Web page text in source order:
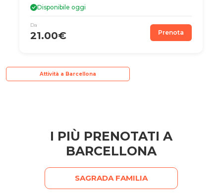
Disponibile oggi
Da
21.00€ Prenota
Attività a Barcellona
I PIÙ PRENOTATI A
BARCELLONA
SAGRADA FAMILIA